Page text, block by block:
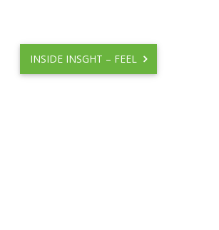
INSIDE INSGHT – FEEL